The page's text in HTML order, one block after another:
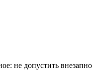
не допустить